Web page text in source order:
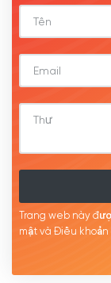
Trang web này
mật và Điều khoản